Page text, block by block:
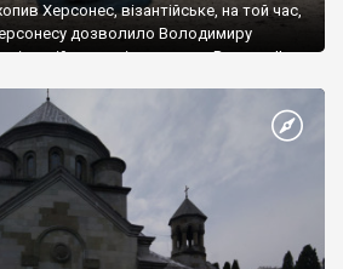
Херсонес, візантійське, на той час,
дозволило Володимиру
імператору Василю ІІ, та
язичник, став Василем-християнином.
Русі. На честь Херсонесу Таврійського